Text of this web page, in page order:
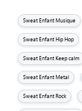
Sweat Enfant Musique
Sweat Enfant Hip Hop
Sweat Enfant Keep calm
Sweat Enfant Metal
Sweat Enfant Rock